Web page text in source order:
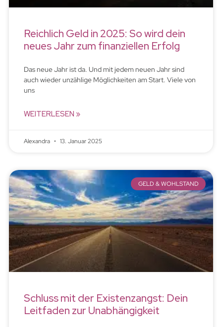
Reichlich Geld in 2025: So wird dein
neues Jahr zum finanziellen Erfolg
Das neue Jahr ist da. Und mit jedem neuen Jahr sind
auch wieder unzählige Möglichkeiten am Start. Viele von
uns
WEITERLESEN »
Alexandra 13. Januar 2025
GELD & WOHLSTAND
Schluss mit der Existenzangst: Dein
Leitfaden zur Unabhängigkeit